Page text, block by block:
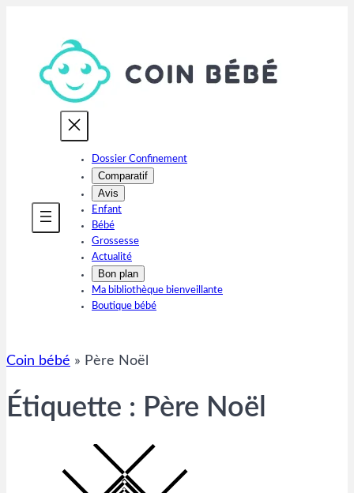
contenu
Dossier Confinement
Comparatif
Avis
Enfant
Bébé
Grossesse
Actualité
Bon plan
Ma bibliothèque bienveillante
Boutique bébé
Coin bébé » Père Noël
Étiquette : Père Noël